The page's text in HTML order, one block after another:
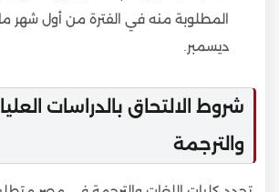
المطلوبة منه في الفترة من أول شهر
ديسمبر.
شروط الالتحاق بالدراسات
والترجمة